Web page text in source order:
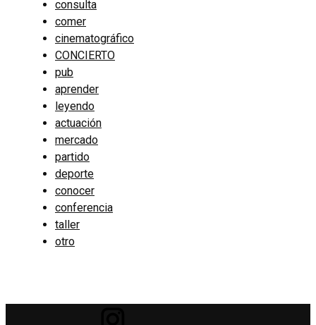
consulta
comer
cinematográfico
CONCIERTO
pub
aprender
leyendo
actuación
mercado
partido
deporte
conocer
conferencia
taller
otro